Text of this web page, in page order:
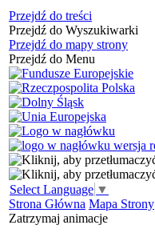
Przejdź do treści
Przejdź do Wyszukiwarki
Przejdź do mapy strony
Przejdź do Menu
Select Language ▼
Strona Główna Mapa Strony
Zatrzymaj animacje